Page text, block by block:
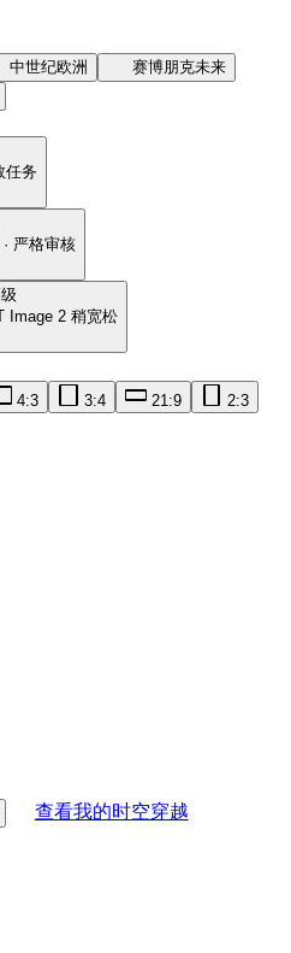
中世纪欧洲
赛博朋克未来
任务
严格审核
Image 2 稍宽松
4:3 3:4 21:9
2:3
查看我的时空穿越